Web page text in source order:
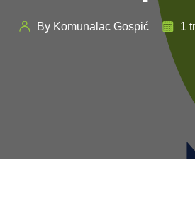
By Komunalac Gospić 1